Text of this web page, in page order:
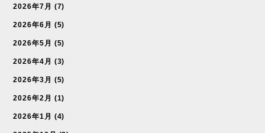
2026年7月 (7)
2026年6月 (5)
2026年5月 (5)
2026年4月 (3)
2026年3月 (5)
2026年2月 (1)
2026年1月 (4)